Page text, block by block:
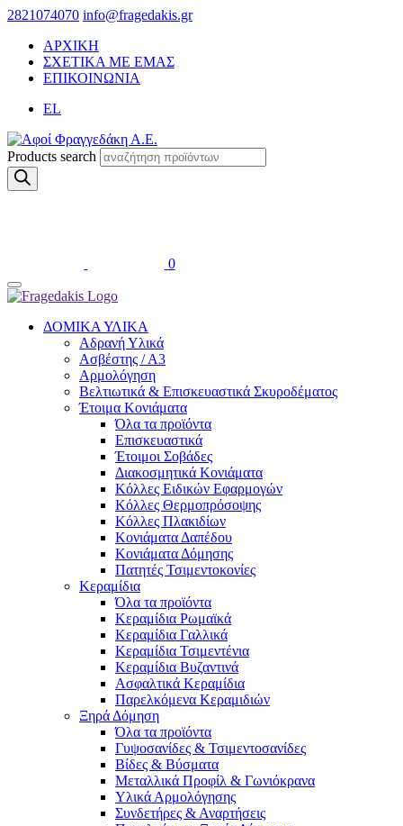
2821074070 info@fragedakis.gr
ΑΡΧΙΚΗ
ΣΧΕΤΙΚΑ ΜΕ ΕΜΑΣ
ΕΠΙΚΟΙΝΩΝΙΑ
EL
Products search
0
ΔΟΜΙΚΑ ΥΛΙΚΑ
Αδρανή Υλικά
Ασβέστης / Α3
Αρμολόγηση
Βελτιωτικά & Επισκευαστικά Σκυροδέματος
Έτοιμα Κονιάματα
Όλα τα προϊόντα
Επισκευαστικά
Έτοιμοι Σοβάδες
Διακοσμητικά Κονιάματα
Κόλλες Ειδικών Εφαρμογών
Κόλλες Θερμοπρόσοψης
Κόλλες Πλακιδίων
Κονιάματα Δαπέδου
Κονιάματα Δόμησης
Πατητές Τσιμεντοκονίες
Κεραμίδια
Όλα τα προϊόντα
Κεραμίδια Ρωμαϊκά
Κεραμίδια Γαλλικά
Κεραμίδια Τσιμεντένια
Κεραμίδια Βυζαντινά
Ασφαλτικά Κεραμίδια
Παρελκόμενα Κεραμιδιών
Ξηρά Δόμηση
Όλα τα προϊόντα
Γυψοσανίδες & Τσιμεντοσανίδες
Βίδες & Βύσματα
Μεταλλικά Προφίλ & Γωνιόκρανα
Υλικά Αρμολόγησης
Συνδετήρες & Αναρτήσεις